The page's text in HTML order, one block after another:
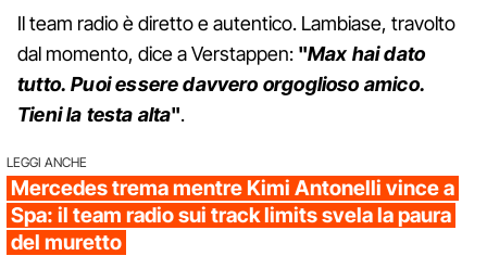
Il team radio è diretto e autentico. Lambiase, travolto
dal momento, dice a Verstappen: "Max hai dato
tutto. Puoi essere davvero orgoglioso amico.
Tieni la testa alta".
LEGGI ANCHE
Mercedes trema mentre Kimi Antonelli vince a
Spa: il team radio sui track limits svela la paura
del muretto